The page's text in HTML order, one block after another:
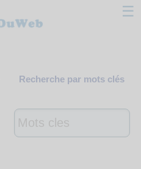
☰
Recherche par mots clés